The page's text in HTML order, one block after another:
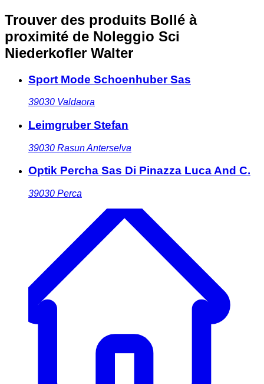
Trouver des produits Bollé à
proximité de Noleggio Sci
Niederkofler Walter
Sport Mode Schoenhuber Sas
39030 Valdaora
Leimgruber Stefan
39030 Rasun Anterselva
Optik Percha Sas Di Pinazza Luca And C.
39030 Perca